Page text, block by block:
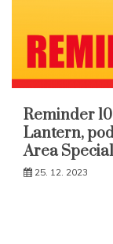
Reminder
Lantern,
Area
25. 12. 2023